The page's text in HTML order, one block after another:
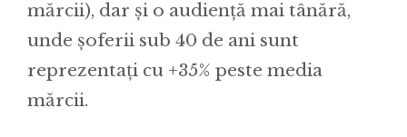
mărcii), dar și o audiență mai tânără,
unde șoferii sub 40 de ani sunt
reprezentați cu +35% peste media
mărcii.